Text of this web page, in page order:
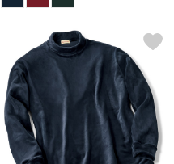
レースアップ
パンプス
スニーカー